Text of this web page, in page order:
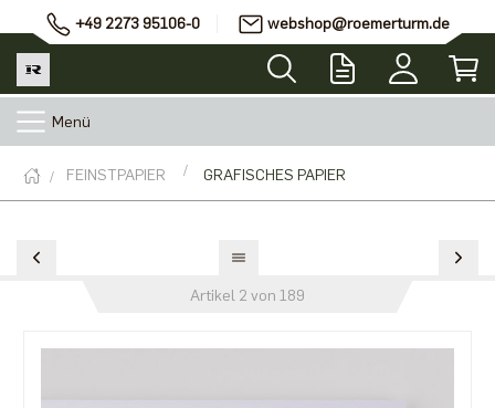
+49 2273 95106-0 webshop@roemerturm.de
Menü
FEINSTPAPIER GRAFISCHES PAPIER
Artikel 2 von 189